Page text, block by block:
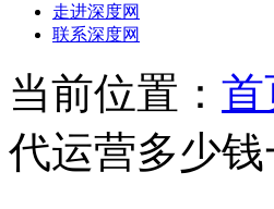
走进深度网
联系深度网
当前位置： 首
代运营多少钱